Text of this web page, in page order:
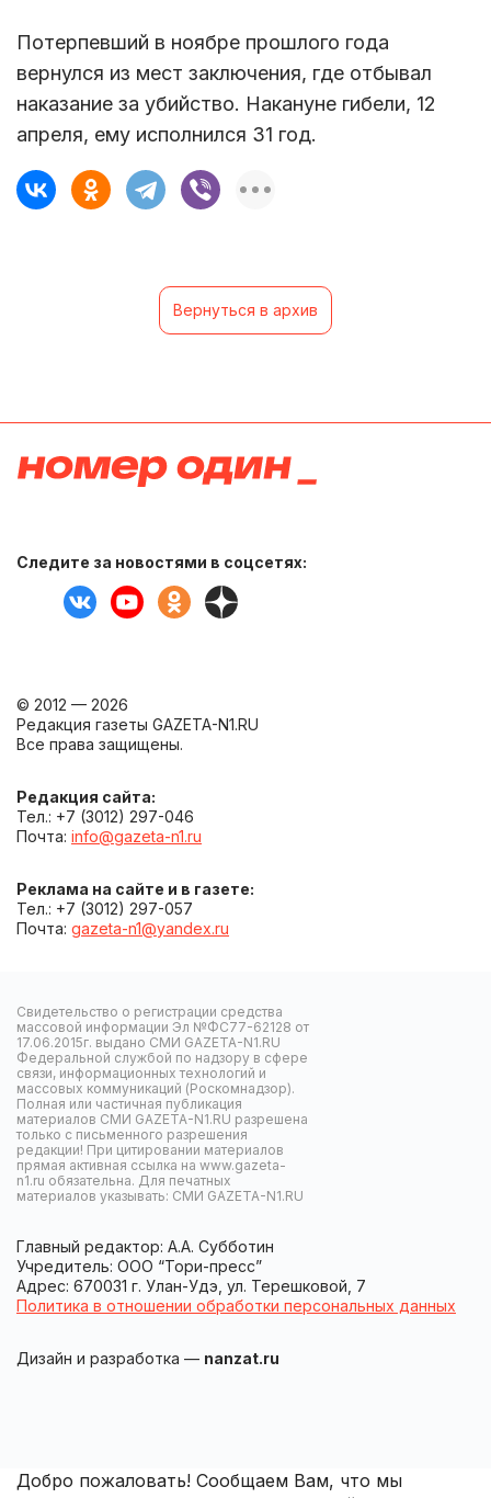
Потерпевший в ноябре прошлого года
вернулся из мест заключения, где отбывал
наказание за убийство. Накануне гибели, 12
апреля, ему исполнился 31 год.
Вернуться в архив
Следите за новостями в соцсетях:
© 2012 — 2026
Редакция газеты GAZETA-N1.RU
Все права защищены.
Редакция сайта:
Тел.: +7 (3012) 297-046
Почта: info@gazeta-n1.ru
Реклама на сайте и в газете:
Тел.: +7 (3012) 297-057
Почта: gazeta-n1@yandex.ru
Свидетельство о регистрации средства
массовой информации Эл №ФС77-62128 от
17.06.2015г. выдано СМИ GAZETA-N1.RU
Федеральной службой по надзору в сфере
связи, информационных технологий и
массовых коммуникаций (Роскомнадзор).
Полная или частичная публикация
материалов СМИ GAZETA-N1.RU разрешена
только с письменного разрешения
редакции! При цитировании материалов
прямая активная ссылка на www.gazeta-
n1.ru обязательна. Для печатных
материалов указывать: СМИ GAZETA-N1.RU
Главный редактор: А.А. Субботин
Учредитель: ООО “Тори-пресс”
Адрес: 670031 г. Улан-Удэ, ул. Терешковой, 7
Политика в отношении обработки персональных данных
Дизайн и разработка — nanzat.ru
Добро пожаловать! Сообщаем Вам, что мы